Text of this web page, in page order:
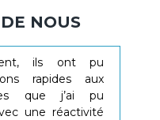
NOUS
ils ont pu
rapides aux
que j’ai pu
une réactivité